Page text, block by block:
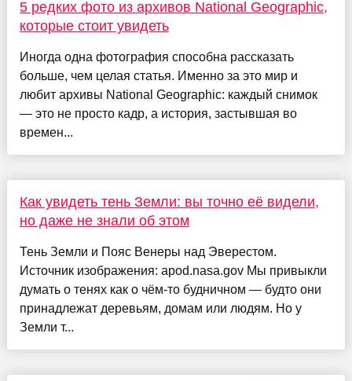
5 редких фото из архивов National Geographic,
которые стоит увидеть
Иногда одна фотография способна рассказать
больше, чем целая статья. Именно за это мир и
любит архивы National Geographic: каждый снимок
— это не просто кадр, а история, застывшая во
времен...
Как увидеть тень Земли: вы точно её видели,
но даже не знали об этом
Тень Земли и Пояс Венеры над Эверестом.
Источник изображения: apod.nasa.gov Мы привыкли
думать о тенях как о чём-то будничном — будто они
принадлежат деревьям, домам или людям. Но у
Земли т...